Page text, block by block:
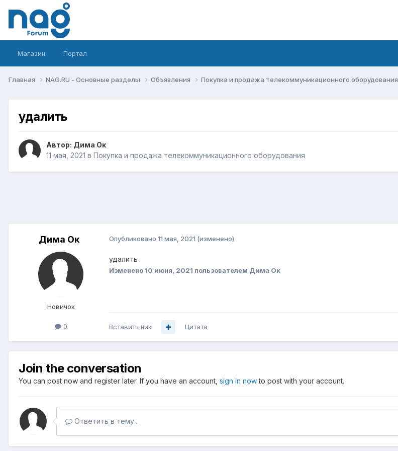
Магазин Портал
Главная NAG.RU - Основные разделы Объявления Покупка и продажа телекоммуникационного оборудования
удалить
Автор: Дима Ок
11 мая, 2021 в Покупка и продажа телекоммуникационного оборудования
Дима Ок
Новичок
0
Опубликовано 11 мая, 2021 (изменено)
удалить
Изменено 10 июня, 2021 пользователем Дима Ок
Вставить ник Цитата
Join the conversation
You can post now and register later. If you have an account, sign in nowto post with your account.
Ответить в тему...